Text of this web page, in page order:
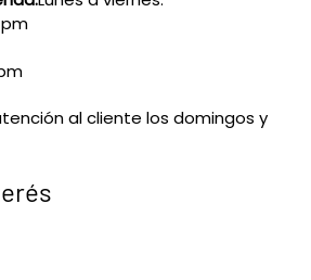
al cliente los domingos y